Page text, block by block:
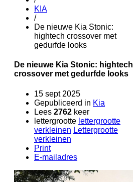
KIA
/
De nieuwe Kia Stonic:
hightech crossover met
gedurfde looks
De nieuwe Kia Stonic: hightech
crossover met gedurfde looks
15 sept 2025
Gepubliceerd in Kia
Lees 2762 keer
lettergrootte lettergrootte
verkleinen Lettergrootte
verkleinen
Print
E-mailadres